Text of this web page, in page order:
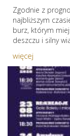
Zgodnie z
najbliższym
burz, którym
deszczu i silny
więcej